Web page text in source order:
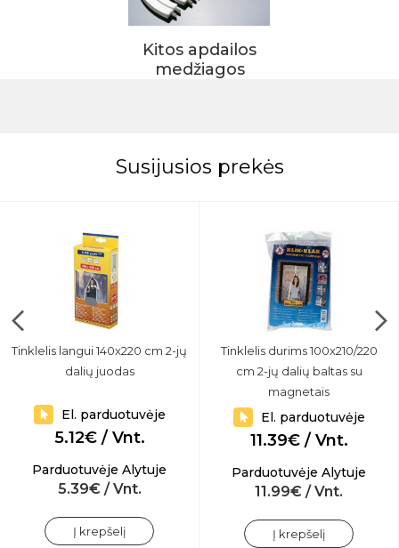
Kitos apdailos
medžiagos
Susijusios prekės
Tinklelis langui 140x220 cm 2-jų
dalių juodas
El. parduotuvėje
5.12€ / Vnt.
Parduotuvėje Alytuje
5.39€ / Vnt.
Į krepšelį
Tinklelis durims 100x210/220
cm 2-jų dalių baltas su
magnetais
El. parduotuvėje
11.39€ / Vnt.
Parduotuvėje Alytuje
11.99€ / Vnt.
Į krepšelį